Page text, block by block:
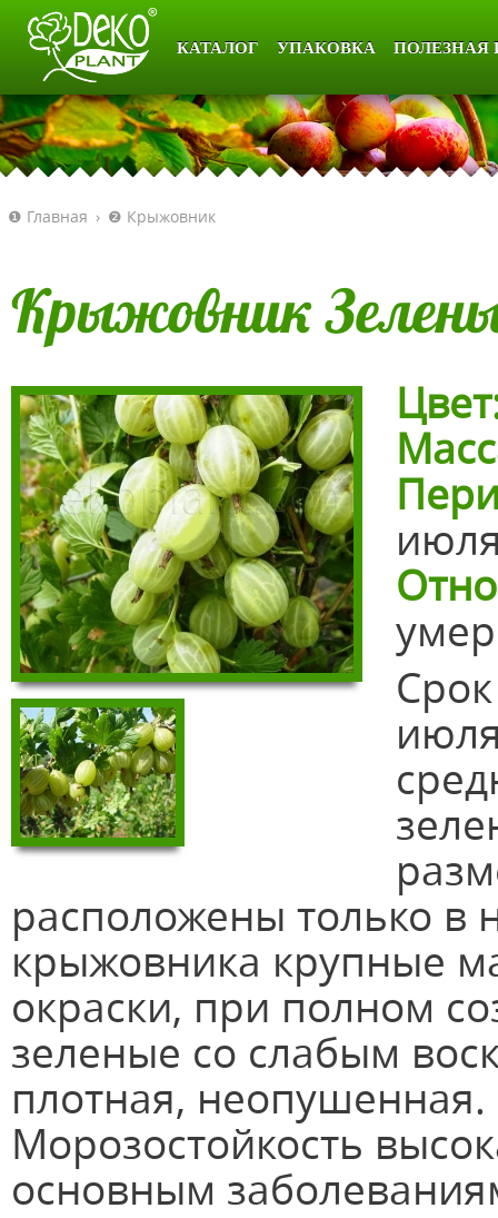
КАТАЛОГ УПАКОВКА
❶ Главная › ❷ Крыжовник
Крыжовник
расположены только в
крыжовника крупные
окраски, при полном
зеленые со слабым
плотная, неопушенная.
Морозостойкость
основным